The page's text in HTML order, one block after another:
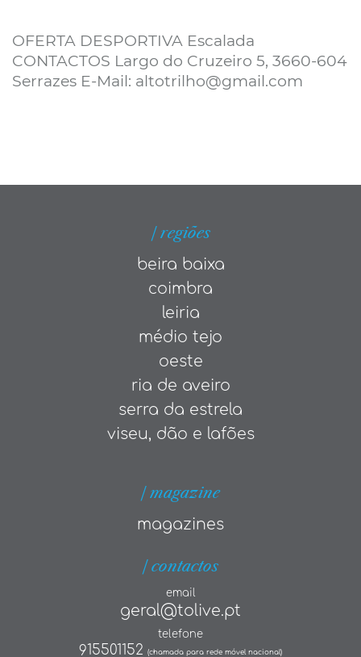
OFERTA DESPORTIVA Escalada
CONTACTOS Largo do Cruzeiro 5, 3660-604
Serrazes E-Mail: altotrilho@gmail.com
| regiões
beira baixa
coimbra
leiria
médio tejo
oeste
ria de aveiro
serra da estrela
viseu, dão e lafões
| magazine
magazines
| contactos
email
geral@tolive.pt
telefone
915501152 (chamada para rede móvel nacional)